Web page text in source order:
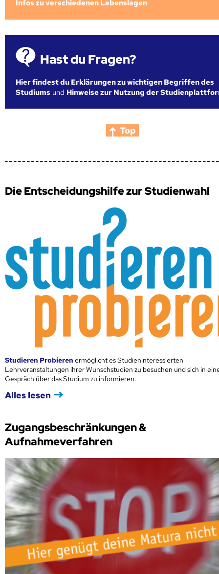
Infos zu verschiedenen Lebenslagen
Hast du Fragen?
Hier findest du Erklärungen zu wichtigen Begriffen des
Studiums und Hinweise zur Nutzung der
Top
Die Entscheidungshilfe zur Studienwahl
Studieren Probieren ermöglicht es Studieninteressierten
Lehrveranstaltungen ihrer Wunschstudien zu besuchen und sich in
Gespräch über das Studium zu informieren.
Alles lesen
Zugangsbeschränkungen &
Aufnahmeverfahren